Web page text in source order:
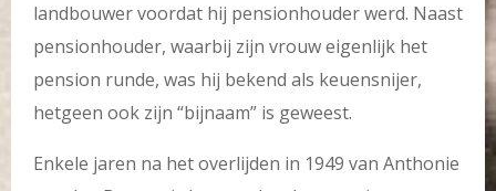
landbouwer voordat hij pensionhouder werd. Naast
pensionhouder, waarbij zijn vrouw eigenlijk het
pension runde, was hij bekend als keuensnijer,
hetgeen ook zijn “bijnaam” is geweest.
Enkele jaren na het overlijden in 1949 van Anthonie